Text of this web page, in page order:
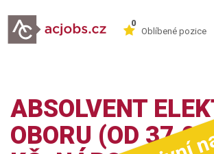
0
Oblíbené pozice
ABSOLVENT
OBORU (OD